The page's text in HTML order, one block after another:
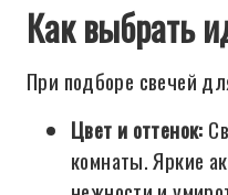
Как выбрать
При подборе свечей
Цвет и оттенок:
комнаты. Яркие